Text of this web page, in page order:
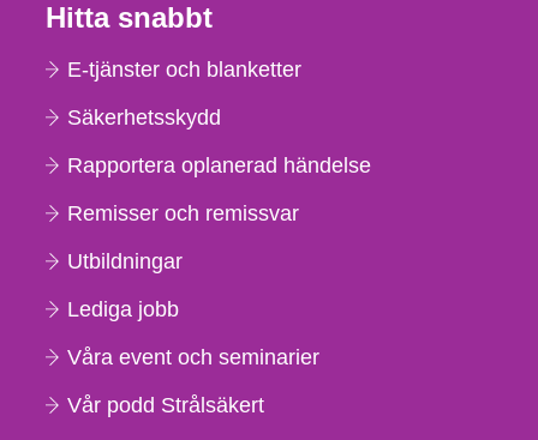
Hitta snabbt
E-tjänster och blanketter
Säkerhetsskydd
Rapportera oplanerad händelse
Remisser och remissvar
Utbildningar
Lediga jobb
Våra event och seminarier
Vår podd Strålsäkert